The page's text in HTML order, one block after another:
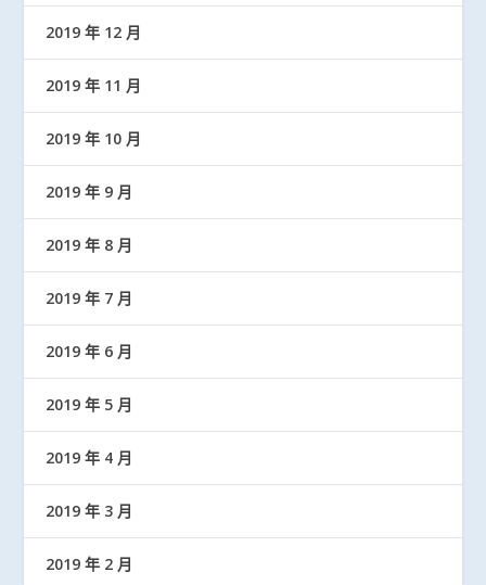
2019 年 12 月
2019 年 11 月
2019 年 10 月
2019 年 9 月
2019 年 8 月
2019 年 7 月
2019 年 6 月
2019 年 5 月
2019 年 4 月
2019 年 3 月
2019 年 2 月